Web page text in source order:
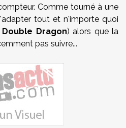
Comme tourné à une
tout et n'importe quoi
Double Dragon) alors que la
pas suivre...